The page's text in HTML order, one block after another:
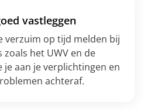
vastleggen
verzuim op tijd melden bij
het UWV en de
aan je verplichtingen en
achteraf.